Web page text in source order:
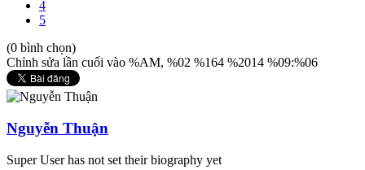
4
5
(0 bình chọn)
Chỉnh sửa lần cuối vào %AM, %02 %164 %2014 %09:%06
Nguyễn Thuận
Super User has not set their biography yet